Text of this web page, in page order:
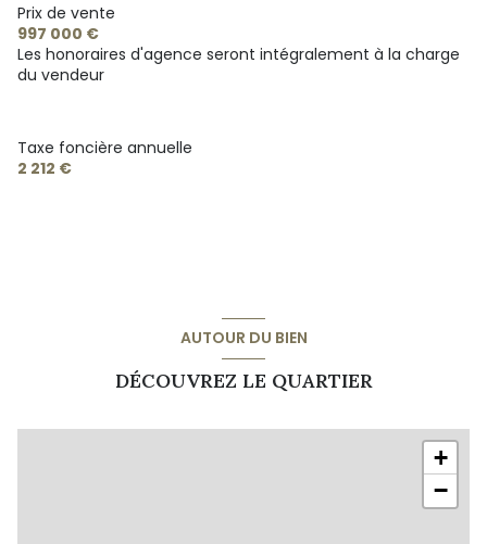
exposition Sud-Ouest
2 niveau(x)
Prix de vente
997 000 €
Les honoraires d'agence seront intégralement à la charge
du vendeur
Taxe foncière annuelle
2 212 €
AUTOUR DU BIEN
DÉCOUVREZ LE QUARTIER
+
−